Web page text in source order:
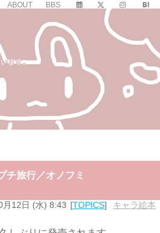
ABOUT BBS
ます。
チ旅行／オノフミ
月12日 (水) 8:43 TOPICS キャラ絵本